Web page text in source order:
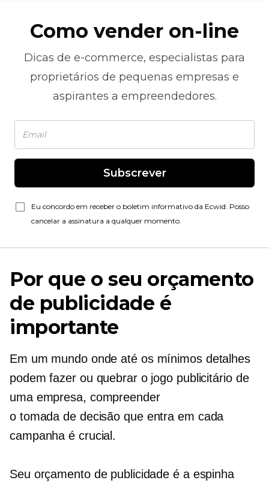
Como vender on-line
Dicas de e-commerce, especialistas para
proprietários de pequenas empresas e
aspirantes a empreendedores.
Subscrever
Eu concordo em receber o boletim informativo da Ecwid. Posso
cancelar a assinatura a qualquer momento.
Por que o seu orçamento
de publicidade é
importante
Em um mundo onde até os mínimos detalhes
podem fazer ou quebrar o jogo publicitário de
uma empresa, compreender
o tomada de decisão que entra em cada
campanha é crucial.
Seu orçamento de publicidade é a espinha